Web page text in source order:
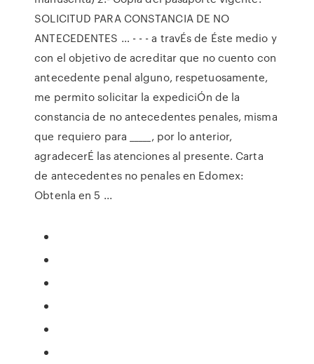
SOLICITUD PARA CONSTANCIA DE NO
ANTECEDENTES … - - - a travÉs de Éste medio y
con el objetivo de acreditar que no cuento con
antecedente penal alguno, respetuosamente,
me permito solicitar la expediciÓn de la
constancia de no antecedentes penales, misma
que requiero para _____, por lo anterior,
agradecerÉ las atenciones al presente. Carta
de antecedentes no penales en Edomex:
Obtenla en 5 ...